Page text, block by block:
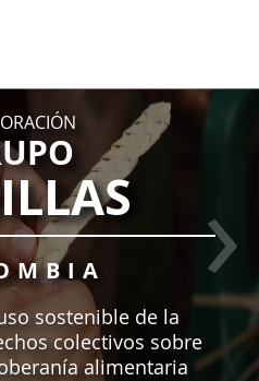
sostenible de la
colectivos sobre
alimentaria
›